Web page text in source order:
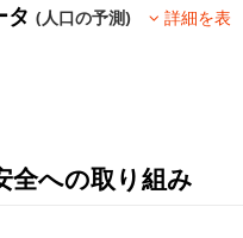
タ(人口の予測)
詳細を表
全への取り組み